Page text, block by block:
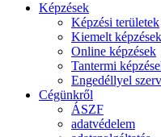
Képzések
Képzési területek
Kiemelt képzések
Online képzések
Tantermi
Engedéllyel
Cégünkről
ÁSZF
adatvédelem